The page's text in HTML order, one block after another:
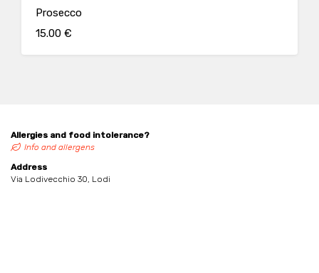
Prosecco
15.00 €
Allergies and food intolerance?
Info and allergens
Address
Via Lodivecchio 30, Lodi